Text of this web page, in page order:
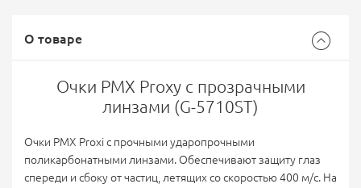
О товаре
Очки PMX Proxy с прозрачными
линзами (G-5710ST)
Очки PMX Proxi с прочными ударопрочными
поликарбонатными линзами. Обеспечивают защиту глаз
спереди и сбоку от частиц, летящих со скоростью 400 м/с. На